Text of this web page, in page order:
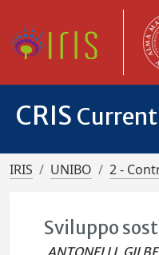
CRIS
IRIS UNIBO 2 -
Sviluppo
ANTONELLI,